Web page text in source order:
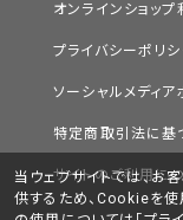
オンラインショッ
プライバシーポリ
ソーシャルメディア
特定商取引法に基
サイトのご利用に
当ウェブサイトでは、お
供するため、Cookieを